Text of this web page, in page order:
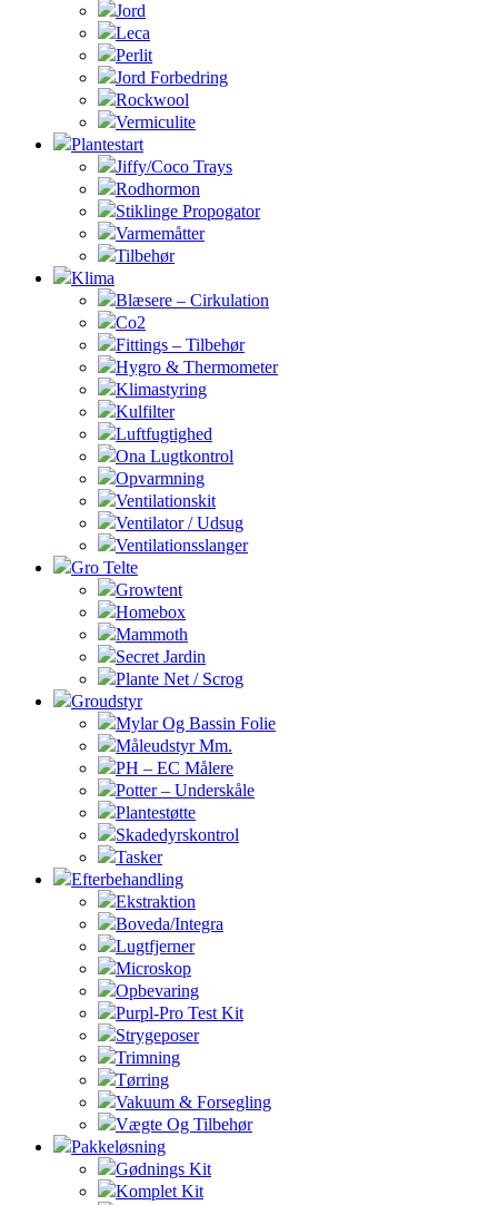
Jord
Leca
Perlit
Jord Forbedring
Rockwool
Vermiculite
Plantestart
Jiffy/Coco Trays
Rodhormon
Stiklinge Propogator
Varmemåtter
Tilbehør
Klima
Blæsere – Cirkulation
Co2
Fittings – Tilbehør
Hygro & Thermometer
Klimastyring
Kulfilter
Luftfugtighed
Ona Lugtkontrol
Opvarmning
Ventilationskit
Ventilator / Udsug
Ventilationsslanger
Gro Telte
Growtent
Homebox
Mammoth
Secret Jardin
Plante Net / Scrog
Groudstyr
Mylar Og Bassin Folie
Måleudstyr Mm.
PH – EC Målere
Potter – Underskåle
Plantestøtte
Skadedyrskontrol
Tasker
Efterbehandling
Ekstraktion
Boveda/Integra
Lugtfjerner
Microskop
Opbevaring
Purpl-Pro Test Kit
Strygeposer
Trimning
Tørring
Vakuum & Forsegling
Vægte Og Tilbehør
Pakkeløsning
Gødnings Kit
Komplet Kit